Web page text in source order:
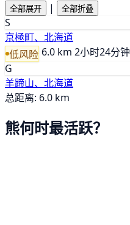
全部展开 | 全部折叠
S
京極町、北海道
低风险 6.0 km 2小时24分钟
G
羊蹄山、北海道
总距离: 6.0 km
熊何时最活跃？